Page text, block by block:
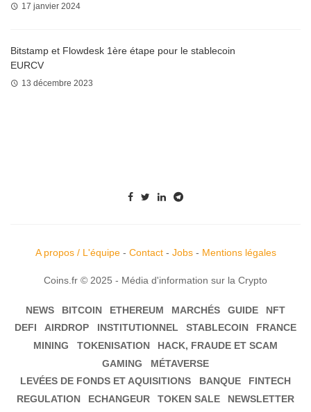
17 janvier 2024
Bitstamp et Flowdesk 1ère étape pour le stablecoin
EURCV
13 décembre 2023
A propos / L'équipe- Contact- Jobs- Mentions légales
Coins.fr © 2025 - Média d'information sur la Crypto
NEWS BITCOIN ETHEREUM MARCHÉS GUIDE
NFT
DEFI
AIRDROP INSTITUTIONNEL STABLECOIN
FRANCE
MINING
TOKENISATION
HACK, FRAUDE ET SCAM
GAMING
MÉTAVERSE
LEVÉES DE FONDS ET AQUISITIONS
BANQUE
FINTECH
REGULATION
ECHANGEUR TOKEN SALE
NEWSLETTER